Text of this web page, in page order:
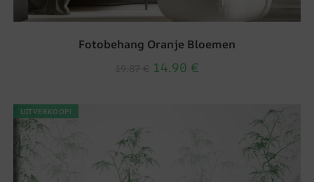
Fotobehang Oranje Bloemen
14.90 €
UITVERKOOP!